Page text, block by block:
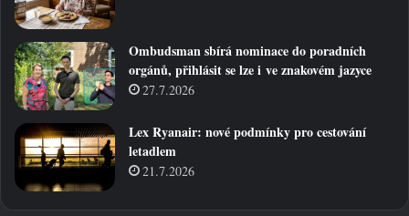
Ombudsman sbírá nominace do poradních
orgánů, přihlásit se lze i ve znakovém jazyce
27.7.2026
Lex Ryanair: nové podmínky pro cestování
letadlem
21.7.2026